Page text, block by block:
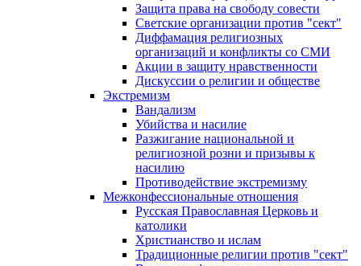
Защита права на свободу совести
Светские организации против "сект"
Диффамация религиозных
организаций и конфликты со СМИ
Акции в защиту нравственности
Дискуссии о религии и обществе
Экстремизм
Вандализм
Убийства и насилие
Разжигание национальной и
религиозной розни и призывы к
насилию
Противодействие экстремизму
Межконфессиональные отношения
Русская Православная Церковь и
католики
Христианство и ислам
Традиционные религии против "сект"